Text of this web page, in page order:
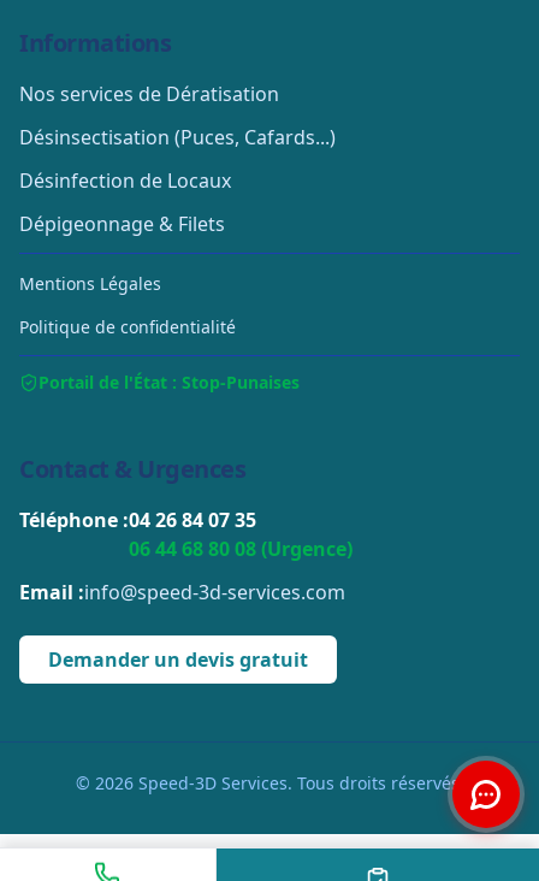
Informations
Nos services de Dératisation
Désinsectisation (Puces, Cafards...)
Désinfection de Locaux
Dépigeonnage & Filets
Mentions Légales
Politique de confidentialité
Portail de l'État : Stop-Punaises
Contact & Urgences
Téléphone :04 26 84 07 35
06 44 68 80 08 (Urgence)
Email :info@speed-3d-services.com
Demander un devis gratuit
© 2026 Speed-3D Services. Tous droits réservés.